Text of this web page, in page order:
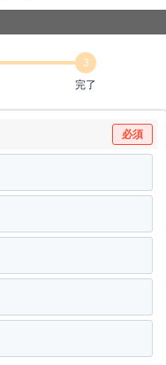
3
完了
必須